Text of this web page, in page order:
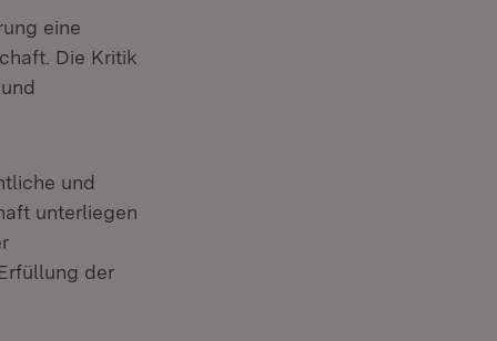
eine
Die Kritik
und
unterliegen
der